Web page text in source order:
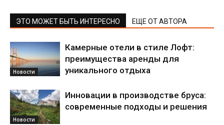
ЭТО МОЖЕТ БЫТЬ ИНТЕРЕСНО ЕЩЕ ОТ АВТОРА
Новости
Камерные отели в стиле Лофт:
преимущества аренды для
уникального отдыха
Новости
Инновации в производстве бруса:
современные подходы и решения